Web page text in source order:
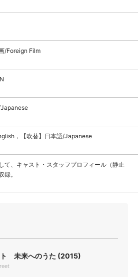
/Foreign Film
Japanese
，【吹替】日本語/Japanese
て、キャスト・スタッフプロフィール（静止
録。
ト 未来へのうた (2015)